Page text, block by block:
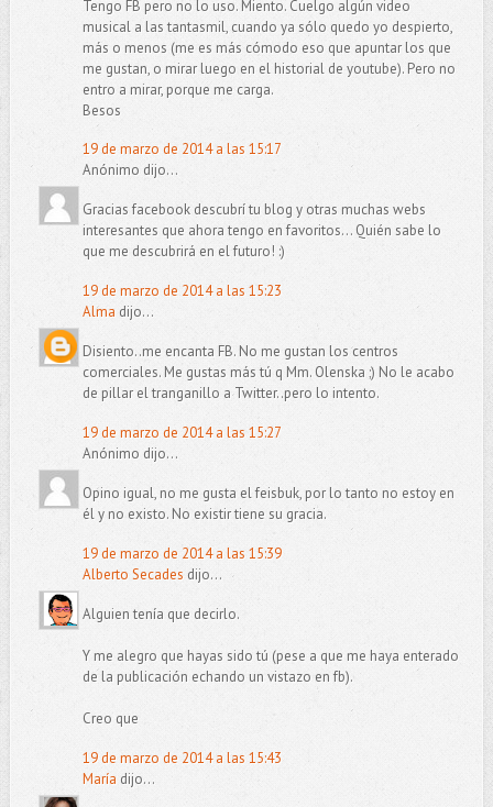
Tengo FB pero no lo uso. Miento. Cuelgo algún video
musical a las tantasmil, cuando ya sólo quedo yo despierto,
más o menos (me es más cómodo eso que apuntar los que
me gustan, o mirar luego en el historial de youtube). Pero no
entro a mirar, porque me carga.
Besos
19 de marzo de 2014 a las 15:17
Anónimo dijo...
Gracias facebook descubrí tu blog y otras muchas webs
interesantes que ahora tengo en favoritos... Quién sabe lo
que me descubrirá en el futuro! :)
19 de marzo de 2014 a las 15:23
Alma dijo...
Disiento..me encanta FB. No me gustan los centros
comerciales. Me gustas más tú q Mm. Olenska ;) No le acabo
de pillar el tranganillo a Twitter..pero lo intento.
19 de marzo de 2014 a las 15:27
Anónimo dijo...
Opino igual, no me gusta el feisbuk, por lo tanto no estoy en
él y no existo. No existir tiene su gracia.
19 de marzo de 2014 a las 15:39
Alberto Secades dijo...
Alguien tenía que decirlo.
Y me alegro que hayas sido tú (pese a que me haya enterado
de la publicación echando un vistazo en fb).
Creo que
19 de marzo de 2014 a las 15:43
María dijo...